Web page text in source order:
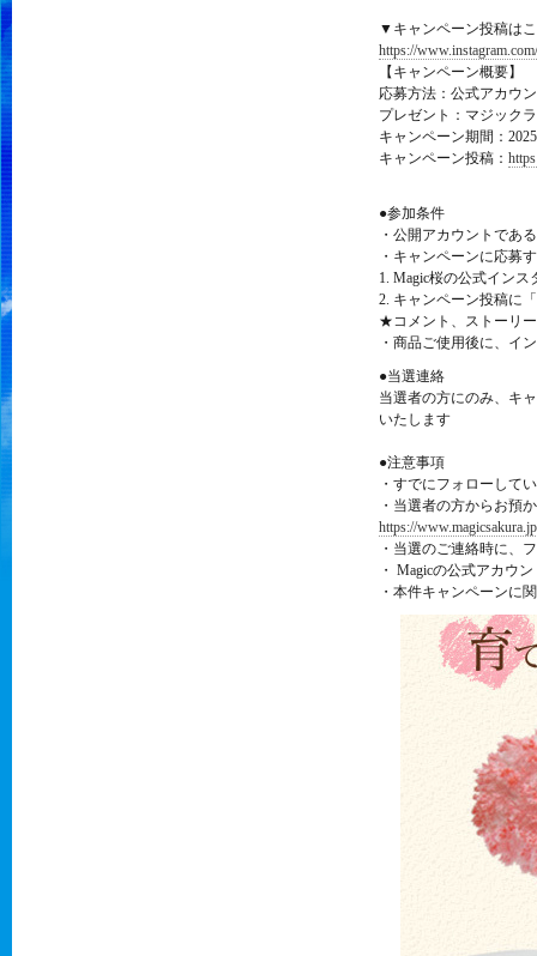
▼キャンペーン投稿は
https://
【キャンペーン概要】
応募方法：公式アカウ
プレゼント：マジック
キャンペーン期間：
キャンペーン投稿：
●参加条件
・公開アカウントであ
・キャンペーンに応募
1. Magic桜の公式インス
2. キャンペーン投稿に
★コメント、ストーリ
・商品ご使用後に、イ
●当選連絡
当選者の方にのみ、キ
いたします
●注意事項
・すでにフォローして
・当選者の方からお預
https://
・当選のご連絡時に、
・ Magicの公式アカウ
・本件キャンペーンに